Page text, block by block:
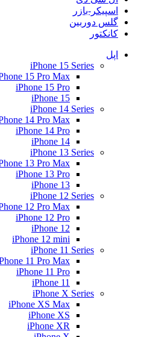
اسپیکر-بازر
گلس دوربین
کانکتور
اپل
iPhone 15 Series
iPhone 15 Pro Max
iPhone 15 Pro
iPhone 15
iPhone 14 Series
iPhone 14 Pro Max
iPhone 14 Pro
iPhone 14
iPhone 13 Series
iPhone 13 Pro Max
iPhone 13 Pro
iPhone 13
iPhone 12 Series
iPhone 12 Pro Max
iPhone 12 Pro
iPhone 12
iPhone 12 mini
iPhone 11 Series
iPhone 11 Pro Max
iPhone 11 Pro
iPhone 11
iPhone X Series
iPhone XS Max
iPhone XS
iPhone XR